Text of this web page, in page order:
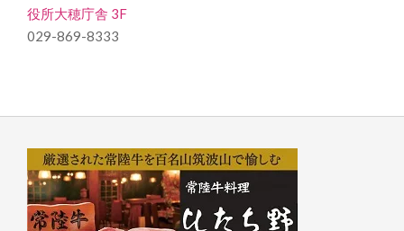
役所大穂庁舎 3F
029-869-8333